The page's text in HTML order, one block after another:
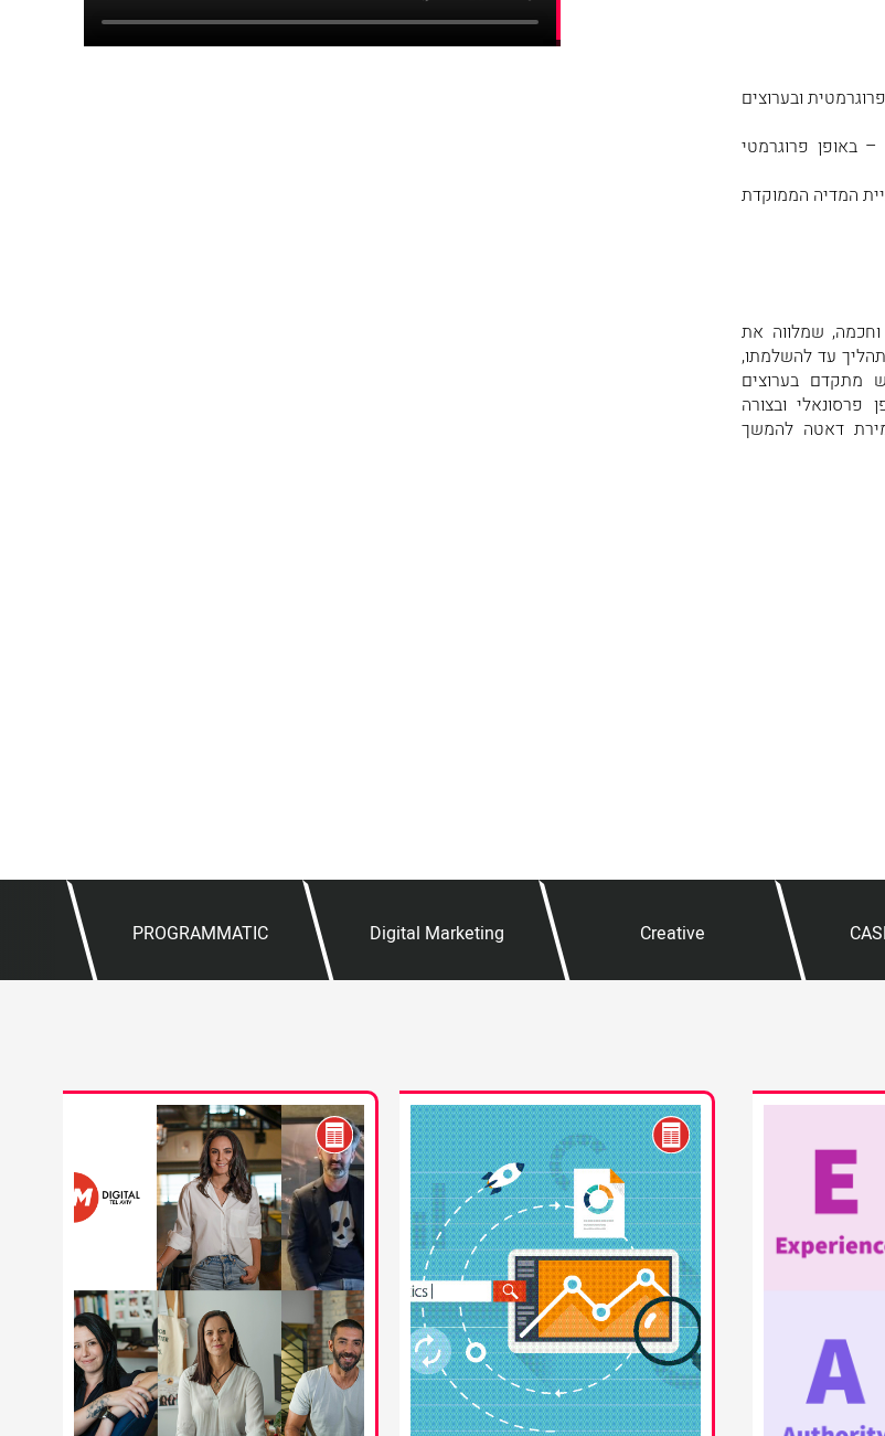
ובערוצים
באופן פרוגרמטי
המדיה הממוקדת
שמלווה את
עד להשלמתו,
מתקדם בערוצים
פרסונאלי ובצורה
דאטה להמשך